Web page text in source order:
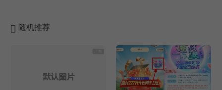
随机推荐